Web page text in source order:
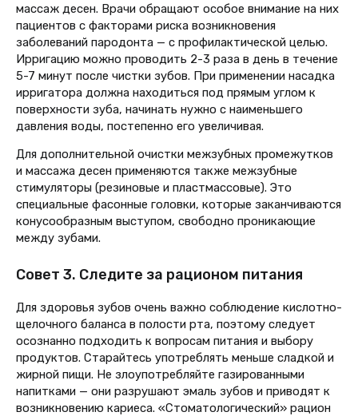
массаж десен. Врачи обращают особое внимание на них
пациентов с факторами риска возникновения
заболеваний пародонта — с профилактической целью.
Ирригацию можно проводить 2-3 раза в день в течение
5-7 минут после чистки зубов. При применении насадка
ирригатора должна находиться под прямым углом к
поверхности зуба, начинать нужно с наименьшего
давления воды, постепенно его увеличивая.
Для дополнительной очистки межзубных промежутков
и массажа десен применяются также межзубные
стимуляторы (резиновые и пластмассовые). Это
специальные фасонныe головки, которые заканчиваются
конусообразным выступом, свободно проникающие
между зубами.
Совет 3. Следите за рационом питания
Для здоровья зубов очень важно соблюдение кислотно-
щелочного баланса в полости рта, поэтому следует
осознанно подходить к вопросам питания и выбору
продуктов. Старайтесь употреблять меньше сладкой и
жирной пищи. Не злоупотребляйте газированными
напитками — они разрушают эмаль зубов и приводят к
возникновению кариеса. «Стоматологический» рацион